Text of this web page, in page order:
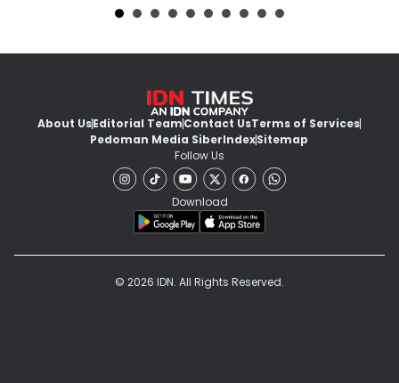
About UsEditorial TeamContact UsTerms of Services
Pedoman Media SiberIndexSitemap
Follow Us
Download
© 2026 IDN. All Rights Reserved.